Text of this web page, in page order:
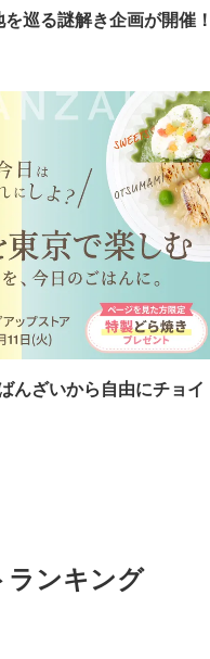
巡る謎解き企画が開催！
んざいから自由にチョイ
ンキング